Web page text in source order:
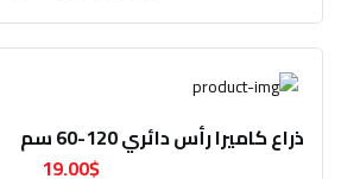
ذراع كاميرا رأس دائري 120-60 سم
19.00$